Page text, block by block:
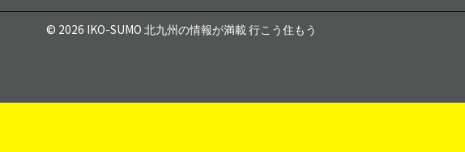
© 2026 IKO-SUMO 北九州の情報が満載 行こう住もう